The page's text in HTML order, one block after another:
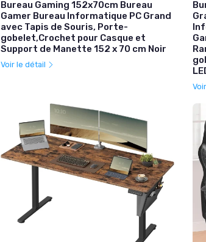
Bureau Gaming 152x70cm Bureau
Gamer Bureau Informatique PC Grand
avec Tapis de Souris, Porte-
gobelet,Crochet pour Casque et
Support de Manette 152 x 70 cm Noir
Voir le détail